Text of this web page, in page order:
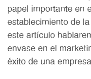
papel importante en
establecimiento de
este artículo
envase en el
éxito de una